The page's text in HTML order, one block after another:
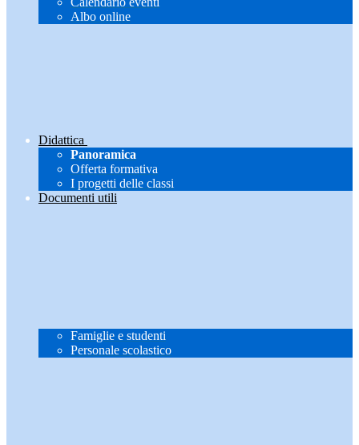
Albo online
Didattica
Panoramica
Offerta formativa
I progetti delle classi
Documenti utili
Famiglie e studenti
Personale scolastico